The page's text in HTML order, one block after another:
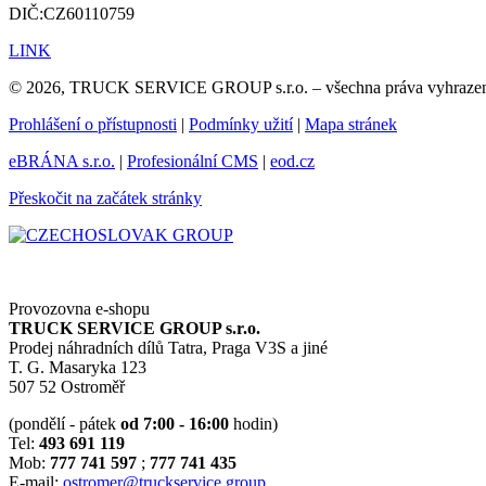
DIČ:CZ60110759
LINK
© 2026, TRUCK SERVICE GROUP s.r.o. – všechna práva
Prohlášení o přístupnosti | Podmínky užití| Mapa stránek
eBRÁNA s.r.o. | Profesionální CMS | eod.cz
Přeskočit na začátek stránky
Provozovna e-shopu
TRUCK SERVICE GROUP s.r.o.
Prodej náhradních dílů Tatra, Praga V3S a jiné
T. G. Masaryka 123
507 52 Ostroměř
(pondělí - pátek od 7:00 - 16:00 hodin)
Tel: 493 691 119
Mob: 777 741 597 ; 777 741 435
E-mail: ostromer@truckservice.group